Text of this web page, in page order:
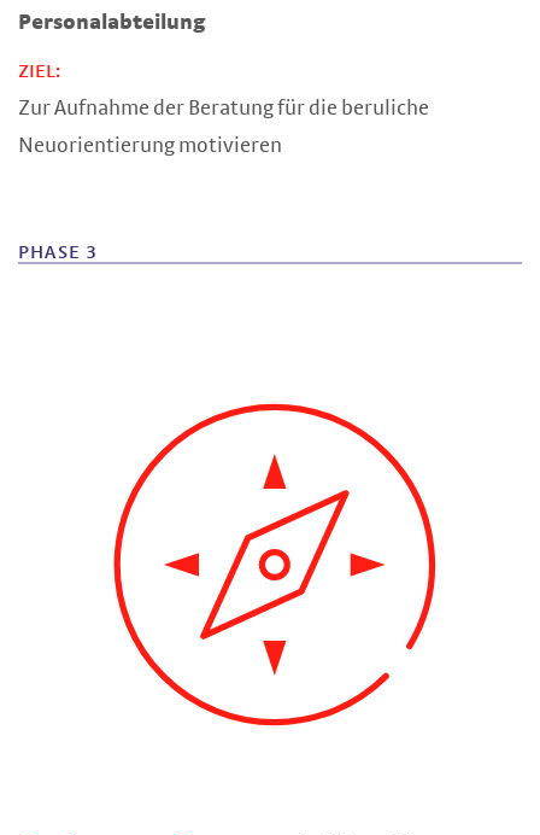
Personalabteilung
ZIEL:
Zur Aufnahme der Beratung für die beruliche
Neuorientierung motivieren
PHASE 3